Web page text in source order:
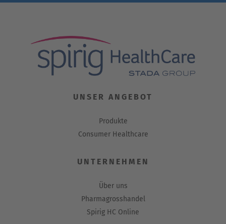
UNSER ANGEBOT
Produkte
Consumer Healthcare
UNTERNEHMEN
Über uns
Pharmagrosshandel
Spirig HC Online